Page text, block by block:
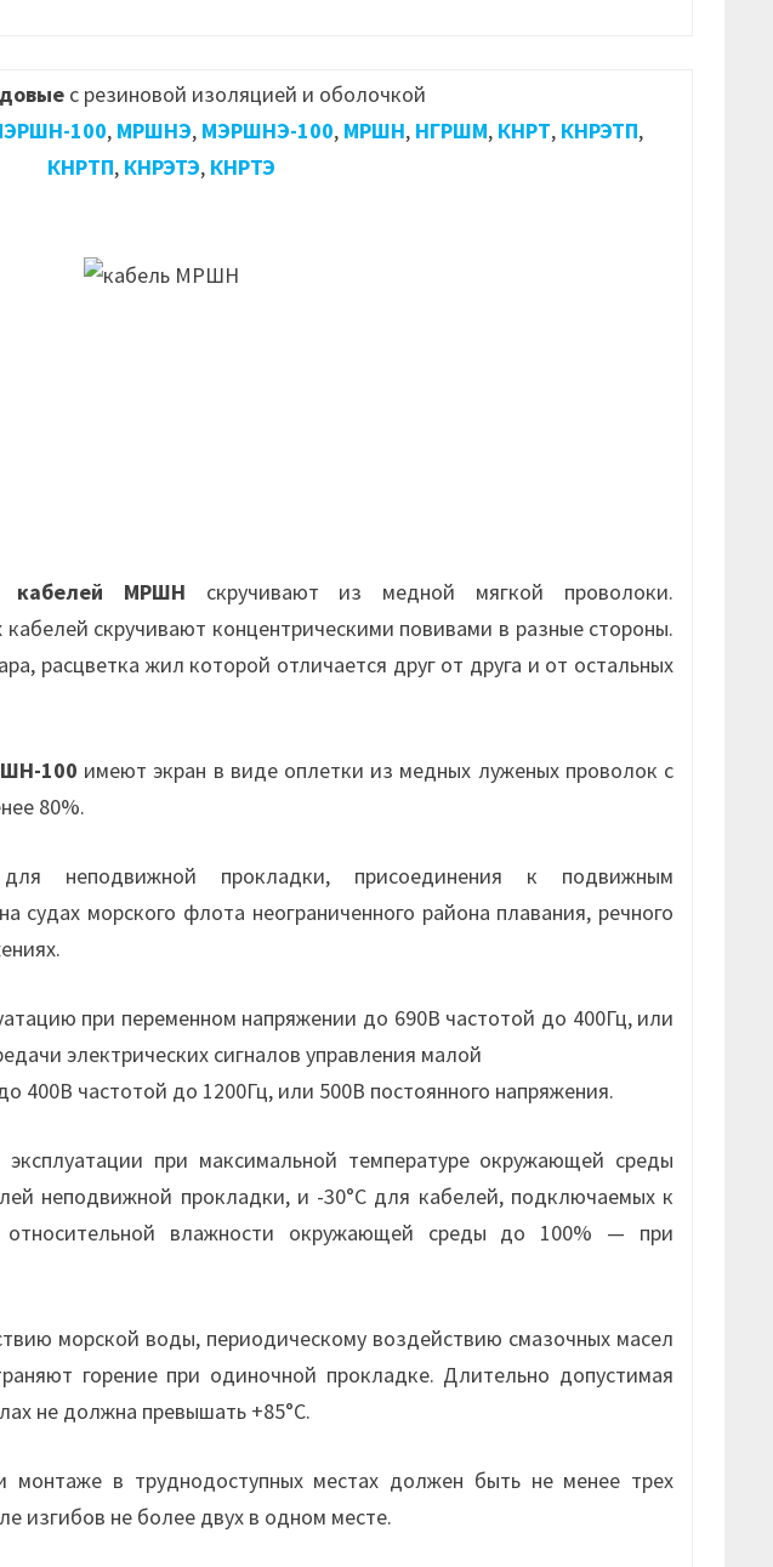
с резиновой изоляцией и оболочкой
100, МРШНЭ, МЭРШНЭ-100, МРШН, НГРШМ, КНРТ, КНРЭТП,
КНРТП, КНРЭТЭ, КНРТЭ
кабелей МРШН скручивают из медной мягкой проволоки.
скручивают концентрическими повивами в разные стороны.
расцветка жил которой отличается друг от друга и от остальных
100 имеют экран в виде оплетки из медных луженых проволок с
80%.
неподвижной прокладки, присоединения к подвижным
судах морского флота неограниченного района плавания, речного
при переменном напряжении до 690В частотой до 400Гц, или
электрических сигналов управления малой
400В частотой до 1200Гц, или 500В постоянного напряжения.
эксплуатации при максимальной температуре окружающей среды
неподвижной прокладки, и -30°С для кабелей, подключаемых к
влажности окружающей среды до 100% — при
морской воды, периодическому воздействию смазочных масел
горение при одиночной прокладке. Длительно допустимая
не должна превышать +85°С.
монтаже в труднодоступных местах должен быть не менее трех
изгибов не более двух в одном месте.